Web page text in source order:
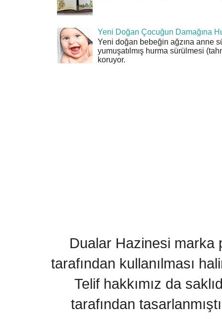
Yeni Doğan Çocuğun Damağına
Yeni doğan bebeğin ağzına anne
yumuşatılmış hurma sürülmesi
koruyor.
Dualar Hazinesi marka
tarafından kullanılması
Telif hakkımız da
tarafından